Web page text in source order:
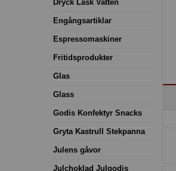
Dryck Läsk Vatten
Engångsartiklar
Espressomaskiner
Fritidsprodukter
Glas
Glass
Godis Konfektyr Snacks
Gryta Kastrull Stekpanna
Julens gåvor
Julchoklad Julgodis